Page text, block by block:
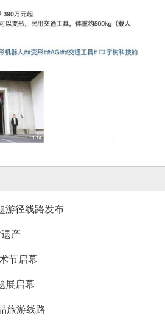
游径线路发布
产
节启幕
展启幕
旅游线路